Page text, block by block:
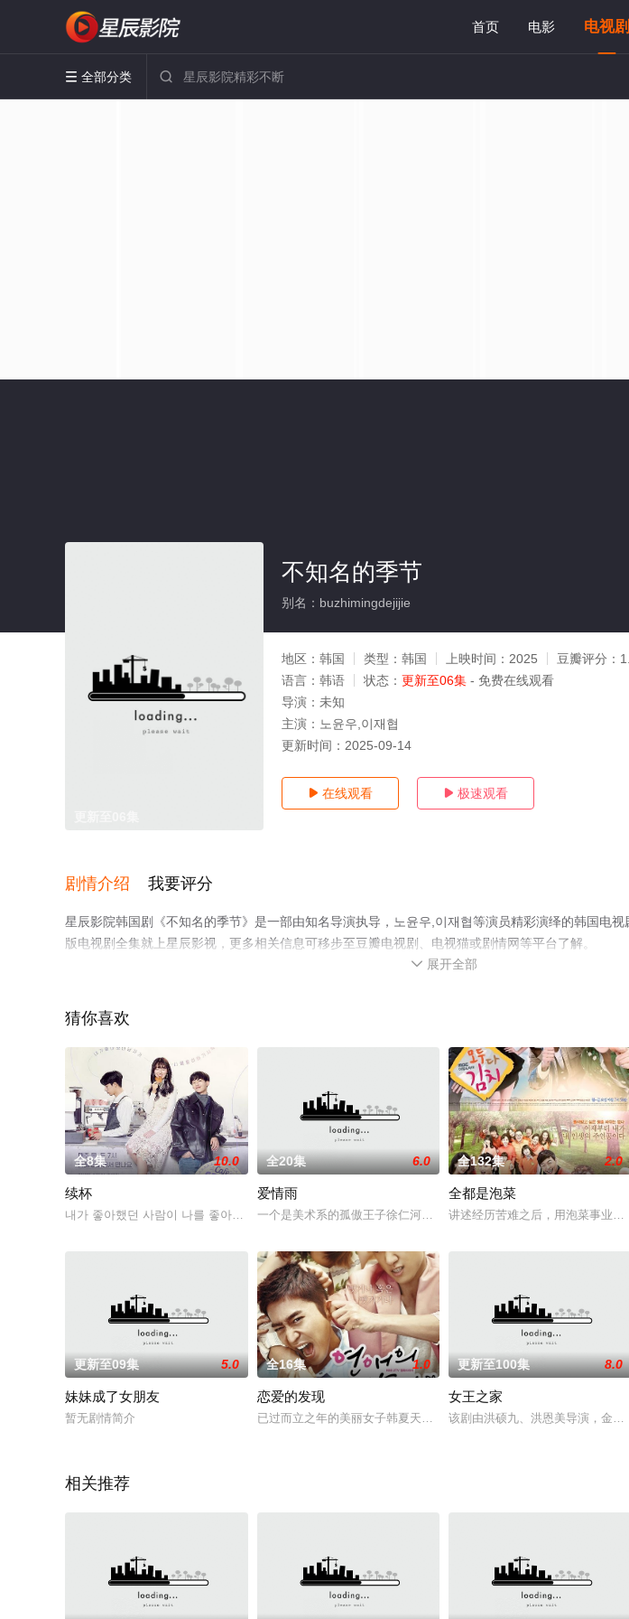
首页 电影 电视剧
 全部分类 
不知名的季节
别名：buzhimingdejijie
地区： 韩国 类型： 韩国 上映时间： 2025 豆瓣评分：
语言： 韩语 状态： 更新至06集 - 免费在线观看
导演： 未知
主演： 노윤우,이재협
更新时间： 2025-09-14
 在线观看  极速观看
剧情介绍 我要评分
星辰影院韩国剧《不知名的季节》是一部由知名导演执导，노윤우,이재협等演员精彩演绎的韩国电
版电视剧全集就上星辰影视，更多相关信息可移步至豆瓣电视剧、电视猫或剧情网等平台了解。
 展开全部
猜你喜欢
全8集 10.0
续杯
내가 좋아했던 사람이 나를 좋아하기 시작했다! 역전된 갑을관계에서 벌어지는 카페 알바생들의 사이다-로맨
全20集 6.0
爱情雨
一个是美术系的孤傲王子徐仁河（张根锡 饰）；一个是家政系的美丽
全132集 2.0
全都是泡菜
讲述经历苦难之后，用泡菜事业
更新至09集 5.0
妹妹成了女朋友
暂无剧情简介
全16集 1.0
恋爱的发现
已过而立之年的美丽女子韩夏天（郑有美 饰）是一名小有成就的家居
更新至100集 8.0
女王之家
该剧由洪硕九、洪恩美导演，金
相关推荐